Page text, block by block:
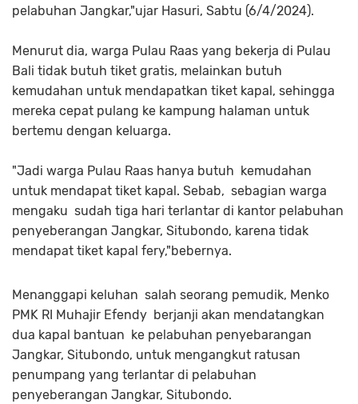
pelabuhan Jangkar,"ujar Hasuri, Sabtu (6/4/2024).
Menurut dia, warga Pulau Raas yang bekerja di Pulau
Bali tidak butuh tiket gratis, melainkan butuh
kemudahan untuk mendapatkan tiket kapal, sehingga
mereka cepat pulang ke kampung halaman untuk
bertemu dengan keluarga.
"Jadi warga Pulau Raas hanya butuh kemudahan
untuk mendapat tiket kapal. Sebab, sebagian warga
mengaku sudah tiga hari terlantar di kantor pelabuhan
penyeberangan Jangkar, Situbondo, karena tidak
mendapat tiket kapal fery,"bebernya.
Menanggapi keluhan salah seorang pemudik, Menko
PMK RI Muhajir Efendy berjanji akan mendatangkan
dua kapal bantuan ke pelabuhan penyebarangan
Jangkar, Situbondo, untuk mengangkut ratusan
penumpang yang terlantar di pelabuhan
penyeberangan Jangkar, Situbondo.